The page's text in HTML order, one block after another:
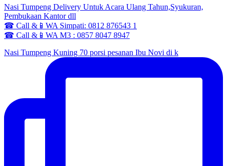
Nasi Tumpeng Delivery Untuk Acara Ulang Tahun,Syukuran,
Pembukaan Kantor dll
☎ Call &📱WA Simpati: 0812 876543 1
☎ Call &📱WA M3 : 0857 8047 8947
Nasi Tumpeng Kuning 70 porsi pesanan Ibu Novi di k